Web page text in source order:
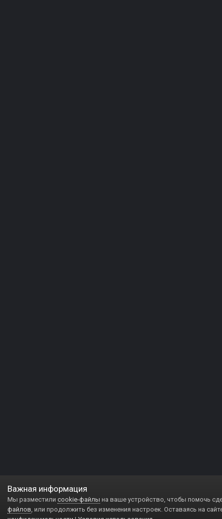
Важная информация
Мы разместили cookie-файлы на ваше устройство, чтобы помочь
файлов, или продолжить без изменения настроек. Оставаясь на